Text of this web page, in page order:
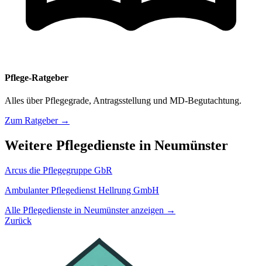
Pflege-Ratgeber
Alles über Pflegegrade, Antragsstellung und MD-Begutachtung.
Zum Ratgeber →
Weitere Pflegedienste in Neumünster
Arcus die Pflegegruppe GbR
Ambulanter Pflegedienst Hellrung GmbH
Alle Pflegedienste in Neumünster anzeigen →
Zurück